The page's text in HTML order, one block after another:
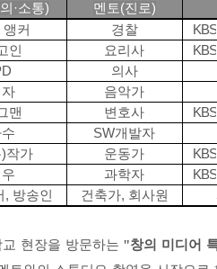
·소통) 멘토(진로)
앵커 경찰 KBS
인 요리사 KBS
의사
음악가
맨 변호사 KBS
SW개발자
)작가 운동가 KBS
과학자 KBS
, 방송인 건축가, 회사원
현장을 방문하는 "창의 미디어